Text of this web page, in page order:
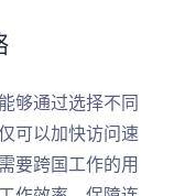
够通过选择不同
可以加快访问速
要跨国工作的用